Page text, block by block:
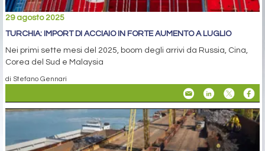
29 agosto 2025
TURCHIA: IMPORT DI ACCIAIO IN FORTE AUMENTO A LUGLIO
Nei primi sette mesi del 2025, boom degli arrivi da Russia, Cina,
Corea del Sud e Malaysia
di Stefano Gennari